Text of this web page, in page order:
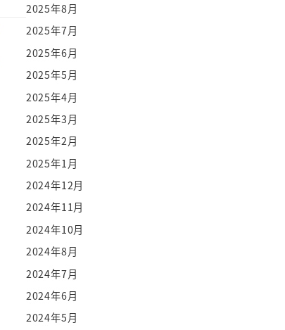
2025年8月
2025年7月
2025年6月
2025年5月
2025年4月
2025年3月
2025年2月
2025年1月
2024年12月
2024年11月
2024年10月
2024年8月
2024年7月
2024年6月
2024年5月